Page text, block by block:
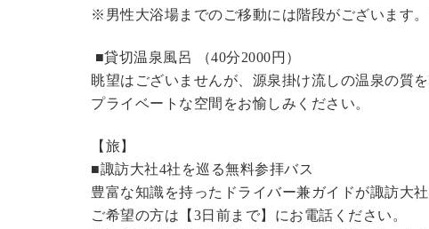
※男性大浴場までのご移動には階段がございます
■貸切温泉風呂 （40分2000円）
眺望はございませんが、源泉掛け流しの温泉の質
プライベートな空間をお愉しみください。
【旅】
■諏訪大社4社を巡る無料参拝バス
豊富な知識を持ったドライバー兼ガイドが諏訪大社
ご希望の方は【3日前まで】にお電話ください。